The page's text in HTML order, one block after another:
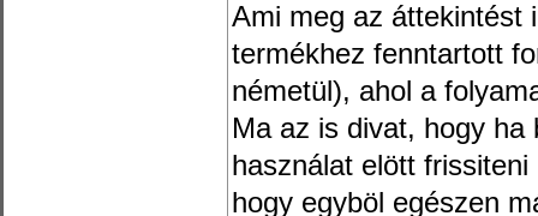
Ami meg az áttekintést
termékhez fenntartott
németül), ahol a
Ma az is divat, hogy
használat elött
hogy egyböl egészen